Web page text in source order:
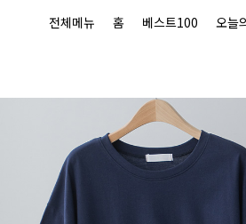
전체메뉴 홈 베스트100 오늘